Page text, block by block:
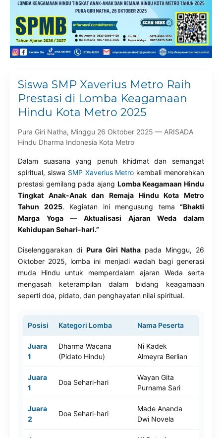
Siswa SMP Xaverius Metro Raih
Prestasi di Lomba Keagamaan
Hindu Kota Metro 2025
Pura Giri Natha, Minggu 26 Oktober 2025 — ARISADA
Hindu Dharma Indonesia Kota Metro
Dalam suasana yang penuh khidmat dan semangat
spiritual, siswa SMP Xaverius Metro kembali menorehkan
prestasi gemilang pada ajang Lomba Keagamaan Hindu
Tingkat Anak-Anak dan Remaja Hindu Kota Metro
Tahun 2025. Kegiatan ini mengusung tema “Bhakti
Marga Yoga — Aktualisasi Ajaran Weda dalam
Kehidupan Sehari-hari.”
Diselenggarakan di Pura Giri Natha pada Minggu, 26
Oktober 2025, lomba ini menjadi wadah bagi generasi
muda Hindu untuk memperdalam ajaran Weda serta
mengasah keterampilan dalam bidang keagamaan
seperti doa, pidato, dan penghayatan nilai spiritual.
Posisi Kategori Lomba Nama Peserta
Juara
1
Dharma Wacana
(Pidato Hindu)
Ni Kadek
Almeyra Berlian
Juara
1
Doa Sehari-hari
Wayan Gita
Purnama Sari
Juara
2
Doa Sehari-hari
Made Ananda
Dwi Novela